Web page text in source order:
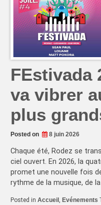
FEstivada
va vibrer
plus
Posted on 8 juin 2026
Chaque été, Rodez se
ciel ouvert. En 2026, la
promet une nouvelle fois
rythme de la musique, de
Posted in Accueil, Evénements